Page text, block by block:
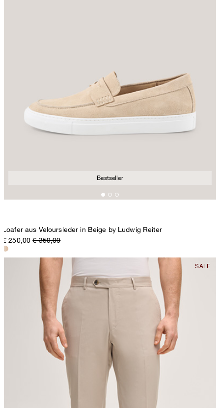
Bestseller
Loafer aus Veloursleder in Beige by Ludwig Reiter
€ 250,00 € 359,00